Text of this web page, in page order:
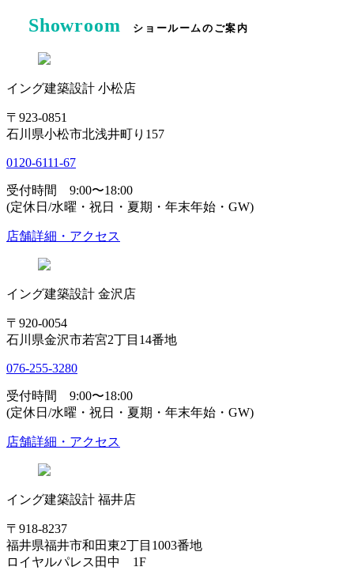
Showroom ショールームのご案内
イング建築設計 小松店
〒923-0851
石川県小松市北浅井町り157
0120-6111-67
受付時間 9:00〜18:00
(定休日/水曜・祝日・夏期・年末年始・GW)
店舗詳細・アクセス
イング建築設計 金沢店
〒920-0054
石川県金沢市若宮2丁目14番地
076-255-3280
受付時間 9:00〜18:00
(定休日/水曜・祝日・夏期・年末年始・GW)
店舗詳細・アクセス
イング建築設計 福井店
〒918-8237
福井県福井市和田東2丁目1003番地
ロイヤルパレス田中 1F